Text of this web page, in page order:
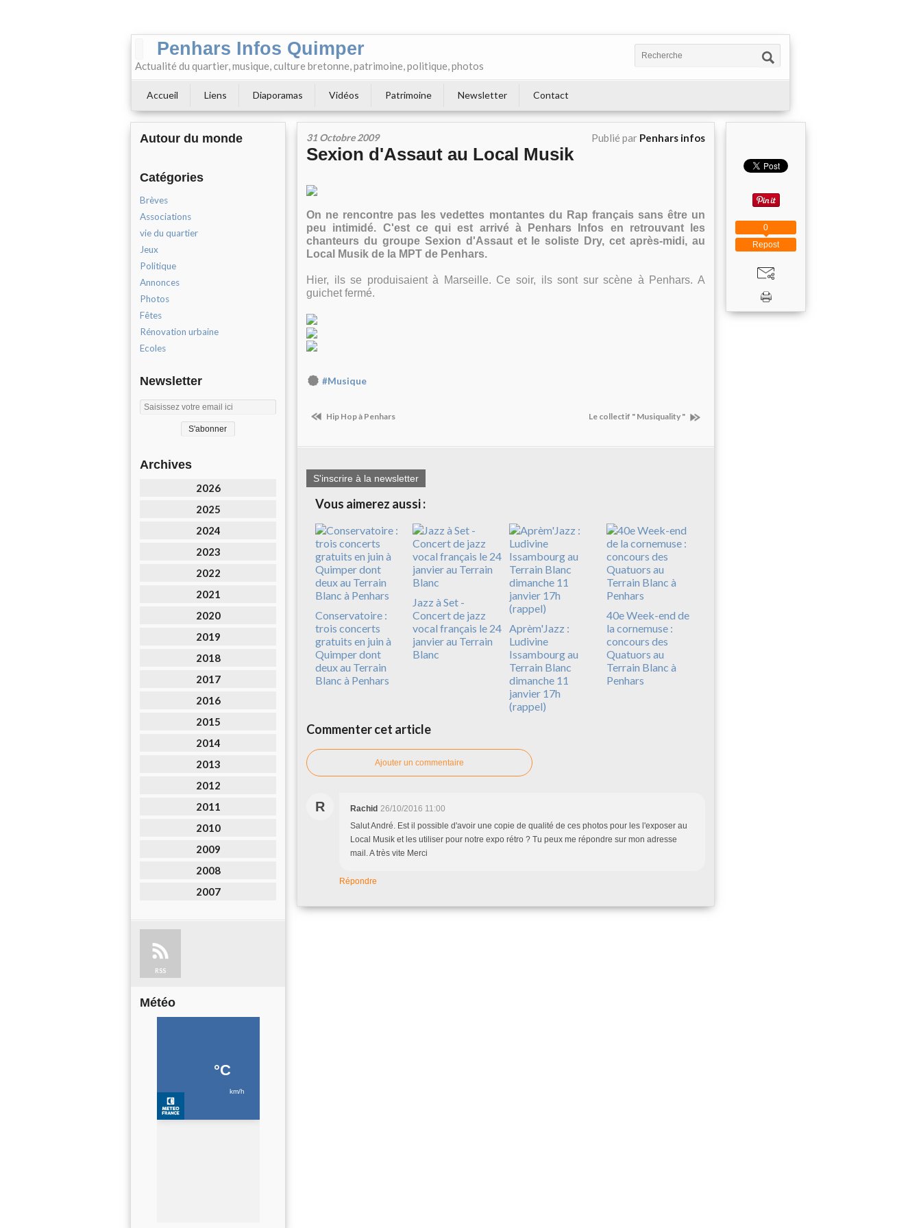
Penhars Infos Quimper
Actualité du quartier, musique, culture bretonne, patrimoine, politique, photos
Accueil Liens Diaporamas Vidéos Patrimoine Newsletter Contact
Autour du monde
Catégories
Brèves
Associations
vie du quartier
Jeux
Politique
Annonces
Photos
Fêtes
Rénovation urbaine
Ecoles
Newsletter
Archives
2026
2025
2024
2023
2022
2021
2020
2019
2018
2017
2016
2015
2014
2013
2012
2011
2010
2009
2008
2007
RSS
Météo
31 Octobre 2009 Publié par Penhars infos
Sexion d'Assaut au Local Musik
On ne rencontre pas les vedettes montantes du Rap français sans être un
peu intimidé. C'est ce qui est arrivé à Penhars Infos en retrouvant les
chanteurs du groupe Sexion d'Assaut et le soliste Dry, cet après-midi, au
Local Musik de la MPT de Penhars.
Hier, ils se produisaient à Marseille. Ce soir, ils sont sur scène à Penhars. A
guichet fermé.
#Musique
Hip Hop à Penhars Le collectif " Musiquality "
S'inscrire à la newsletter
Vous aimerez aussi :
Conservatoire :
trois concerts
gratuits en juin à
Quimper dont
deux au Terrain
Blanc à Penhars
Jazz à Set -
Concert de jazz
vocal français le 24
janvier au Terrain
Blanc
Aprèm'Jazz :
Ludivine
Issambourg au
Terrain Blanc
dimanche 11
janvier 17h
(rappel)
40e Week-end de
la cornemuse :
concours des
Quatuors au
Terrain Blanc à
Penhars
Commenter cet article
Ajouter un commentaire
R Rachid 26/10/2016 11:00
Salut André. Est il possible d'avoir une copie de qualité de ces photos pour les l'exposer au
Local Musik et les utiliser pour notre expo rétro ? Tu peux me répondre sur mon adresse
mail. A très vite Merci
Répondre
Repost
0